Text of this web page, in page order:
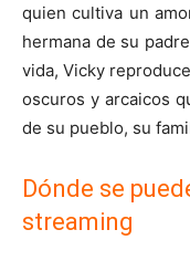
quien cultiva un
hermana de su
vida, Vicky
oscuros y arcaicos
de su pueblo, su
Dónde se
streaming